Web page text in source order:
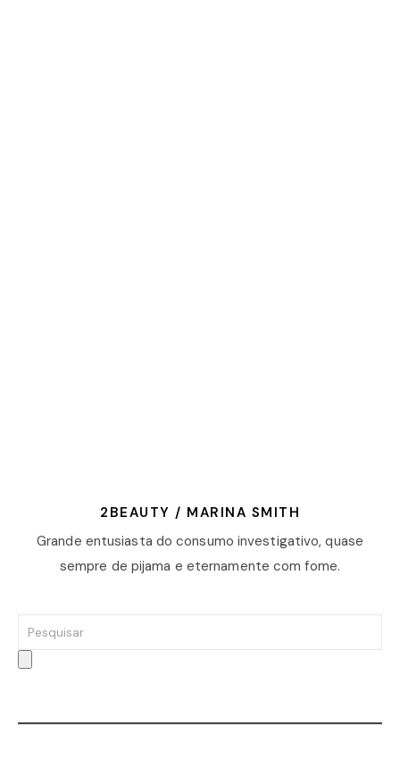
2BEAUTY / MARINA SMITH
Grande entusiasta do consumo investigativo, quase
sempre de pijama e eternamente com fome.